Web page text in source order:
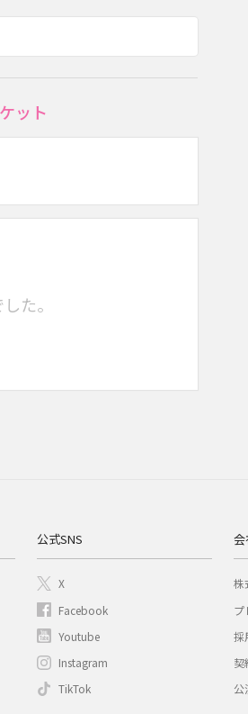
ット
た。
公式SNS
X
Facebook
Youtube
Instagram
TikTok
株
プ
採
契
公